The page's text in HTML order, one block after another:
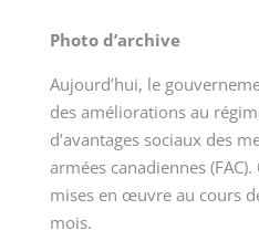
Photo d’archive
Aujourd’hui, le
des améliorations au
d’avantages sociaux des
armées canadiennes (FAC).
mises en œuvre au cours
mois.